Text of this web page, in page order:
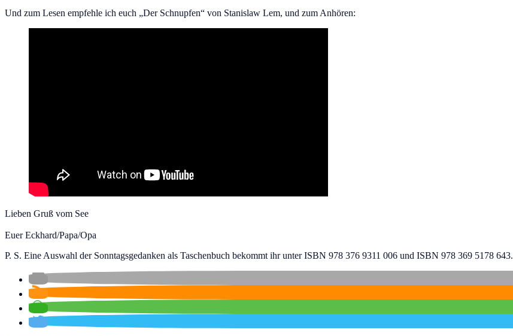
Und zum Lesen empfehle ich euch „Der Schnupfen“ von Stanislaw Lem, und zum Anhören:
Lieben Gruß vom See
Euer Eckhard/Papa/Opa
P. S. Eine Auswahl der Sonntagsgedanken als Taschenbuch bekommt ihr unter ISBN 978 376 9311 006 und ISBN 978 369 5178 643.